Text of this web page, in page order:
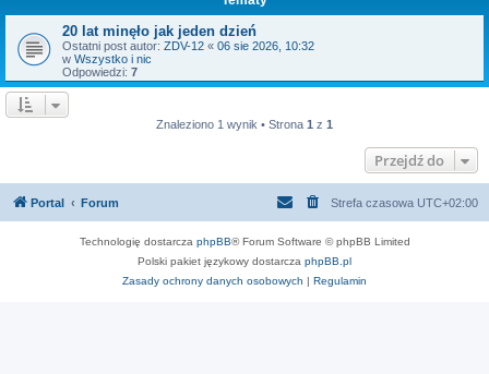
20 lat minęło jak jeden dzień
Ostatni post autor: ZDV-12 « 06 sie 2026, 10:32
w Wszystko i nic
Odpowiedzi: 7
Znaleziono 1 wynik • Strona 1 z 1
Przejdź do
Portal Forum Strefa czasowa UTC+02:00
Technologię dostarcza phpBB® Forum Software © phpBB Limited
Polski pakiet językowy dostarcza phpBB.pl
Zasady ochrony danych osobowych | Regulamin